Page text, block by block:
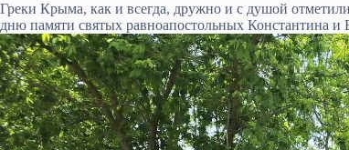
Греки Крыма, как и всегда, дружно и с душой
дню памяти святых равноапостольных Константина и